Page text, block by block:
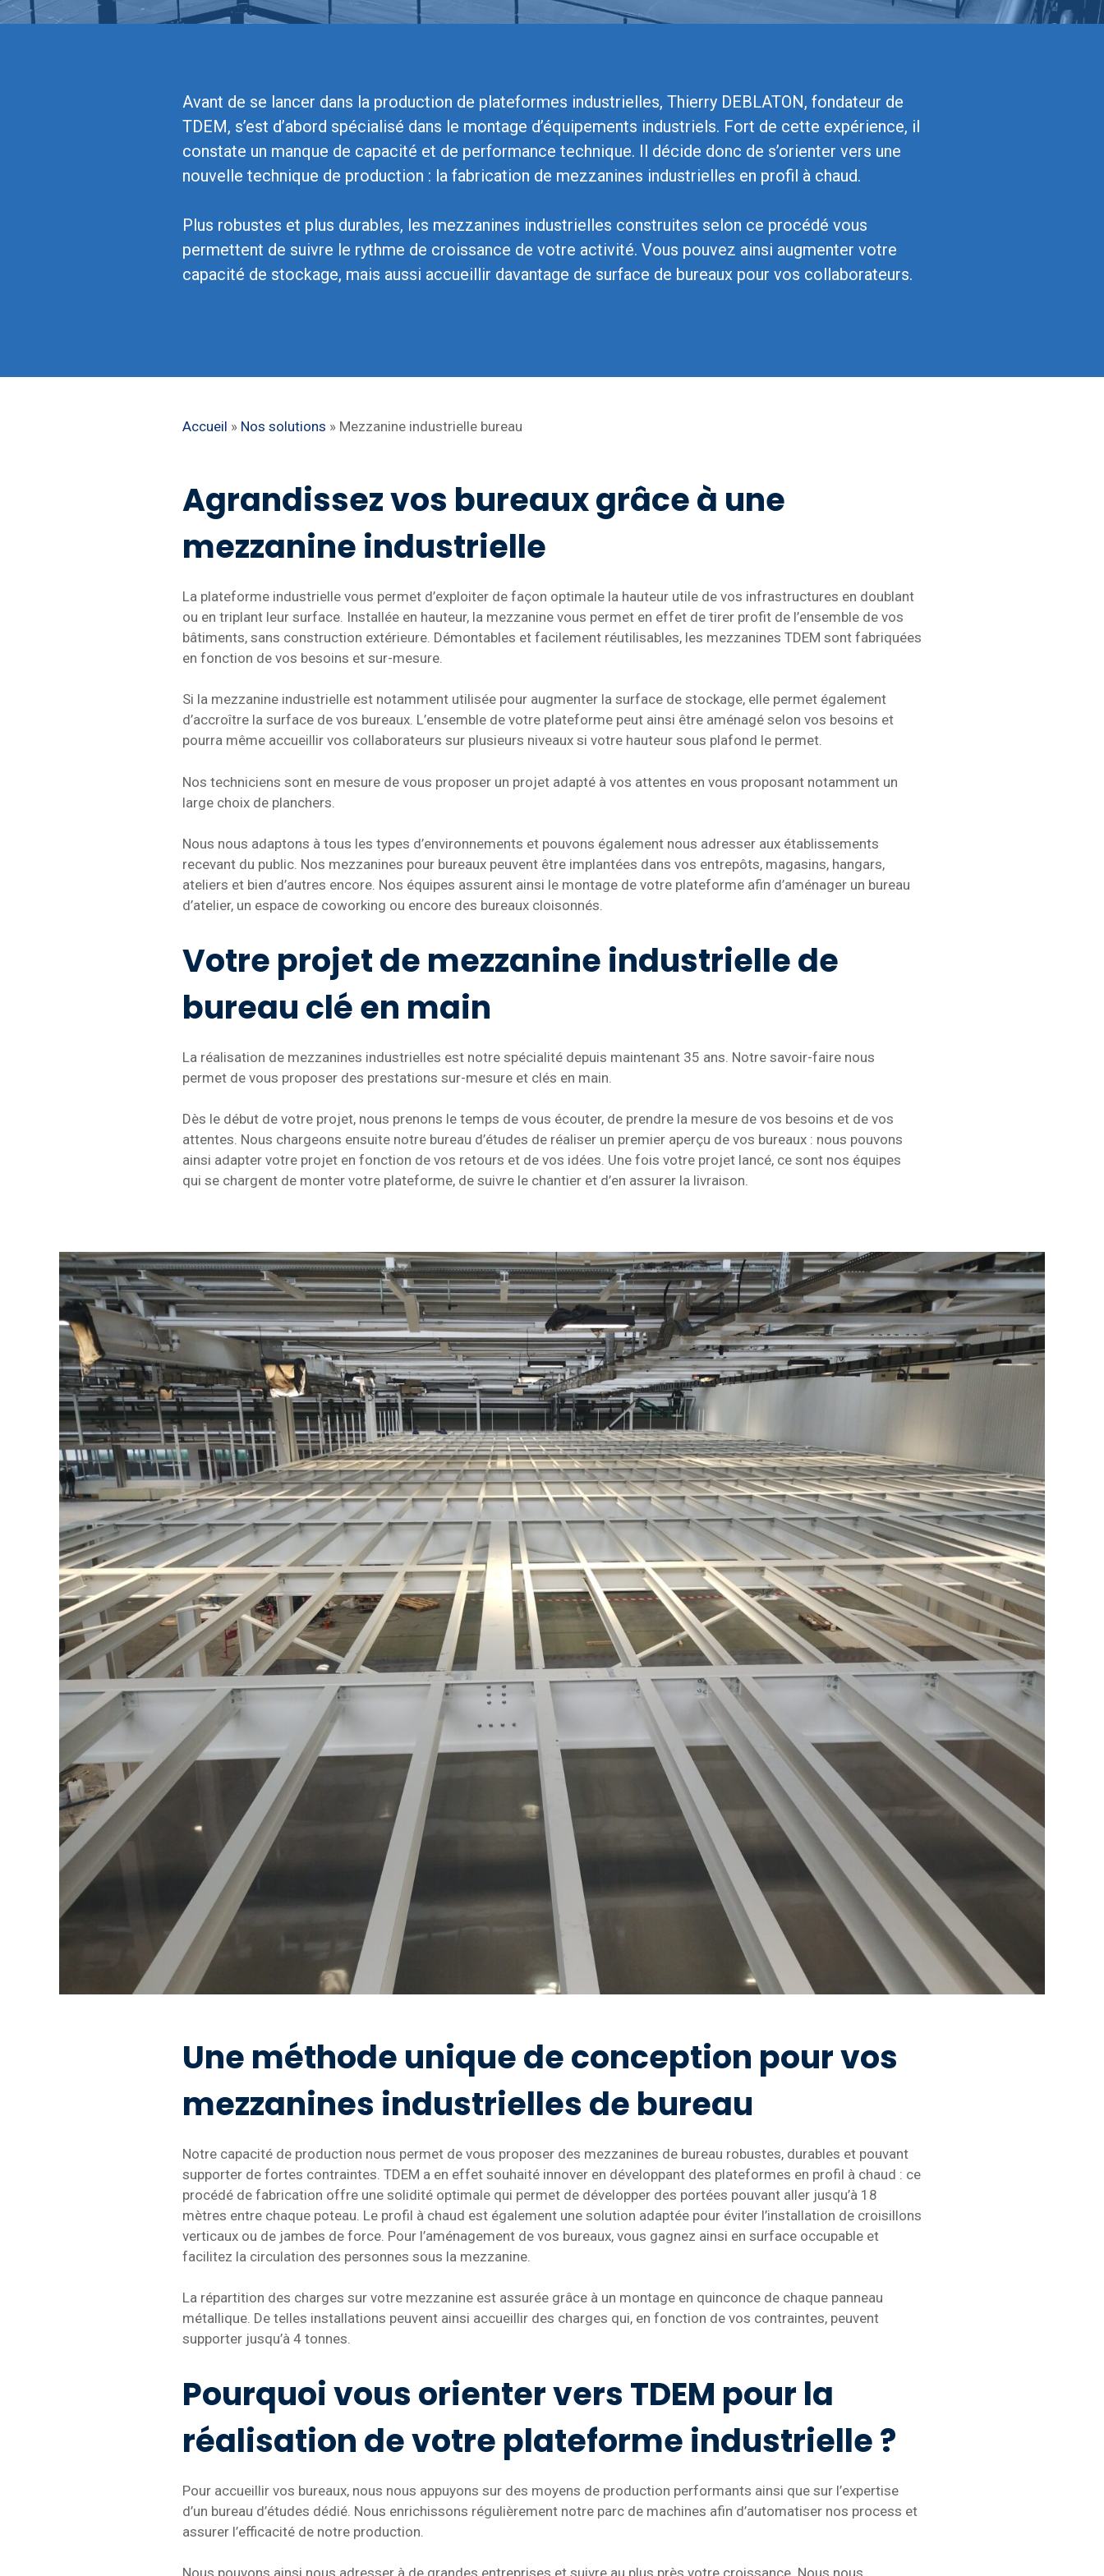
Avant de se lancer dans la production de plateformes industrielles, Thierry DEBLATON, fondateur de
TDEM, s’est d’abord spécialisé dans le montage d’équipements industriels. Fort de cette expérience, il
constate un manque de capacité et de performance technique. Il décide donc de s’orienter vers une
nouvelle technique de production : la fabrication de mezzanines industrielles en profil à chaud.
Plus robustes et plus durables, les mezzanines industrielles construites selon ce procédé vous
permettent de suivre le rythme de croissance de votre activité. Vous pouvez ainsi augmenter votre
capacité de stockage, mais aussi accueillir davantage de surface de bureaux pour vos collaborateurs.
Accueil » Nos solutions » Mezzanine industrielle bureau
Agrandissez vos bureaux grâce à une
mezzanine industrielle
La plateforme industrielle vous permet d’exploiter de façon optimale la hauteur utile de vos infrastructures en doublant
ou en triplant leur surface. Installée en hauteur, la mezzanine vous permet en effet de tirer profit de l’ensemble de vos
bâtiments, sans construction extérieure. Démontables et facilement réutilisables, les mezzanines TDEM sont fabriquées
en fonction de vos besoins et sur-mesure.
Si la mezzanine industrielle est notamment utilisée pour augmenter la surface de stockage, elle permet également
d’accroître la surface de vos bureaux. L’ensemble de votre plateforme peut ainsi être aménagé selon vos besoins et
pourra même accueillir vos collaborateurs sur plusieurs niveaux si votre hauteur sous plafond le permet.
Nos techniciens sont en mesure de vous proposer un projet adapté à vos attentes en vous proposant notamment un
large choix de planchers.
Nous nous adaptons à tous les types d’environnements et pouvons également nous adresser aux établissements
recevant du public. Nos mezzanines pour bureaux peuvent être implantées dans vos entrepôts, magasins, hangars,
ateliers et bien d’autres encore. Nos équipes assurent ainsi le montage de votre plateforme afin d’aménager un bureau
d’atelier, un espace de coworking ou encore des bureaux cloisonnés.
Votre projet de mezzanine industrielle de
bureau clé en main
La réalisation de mezzanines industrielles est notre spécialité depuis maintenant 35 ans. Notre savoir-faire nous
permet de vous proposer des prestations sur-mesure et clés en main.
Dès le début de votre projet, nous prenons le temps de vous écouter, de prendre la mesure de vos besoins et de vos
attentes. Nous chargeons ensuite notre bureau d’études de réaliser un premier aperçu de vos bureaux : nous pouvons
ainsi adapter votre projet en fonction de vos retours et de vos idées. Une fois votre projet lancé, ce sont nos équipes
qui se chargent de monter votre plateforme, de suivre le chantier et d’en assurer la livraison.
Une méthode unique de conception pour vos
mezzanines industrielles de bureau
Notre capacité de production nous permet de vous proposer des mezzanines de bureau robustes, durables et pouvant
supporter de fortes contraintes. TDEM a en effet souhaité innover en développant des plateformes en profil à chaud : ce
procédé de fabrication offre une solidité optimale qui permet de développer des portées pouvant aller jusqu’à 18
mètres entre chaque poteau. Le profil à chaud est également une solution adaptée pour éviter l’installation de croisillons
verticaux ou de jambes de force. Pour l’aménagement de vos bureaux, vous gagnez ainsi en surface occupable et
facilitez la circulation des personnes sous la mezzanine.
La répartition des charges sur votre mezzanine est assurée grâce à un montage en quinconce de chaque panneau
métallique. De telles installations peuvent ainsi accueillir des charges qui, en fonction de vos contraintes, peuvent
supporter jusqu’à 4 tonnes.
Pourquoi vous orienter vers TDEM pour la
réalisation de votre plateforme industrielle ?
Pour accueillir vos bureaux, nous nous appuyons sur des moyens de production performants ainsi que sur l’expertise
d’un bureau d’études dédié. Nous enrichissons régulièrement notre parc de machines afin d’automatiser nos process et
assurer l’efficacité de notre production.
Nous pouvons ainsi nous adresser à de grandes entreprises et suivre au plus près votre croissance. Nous nous